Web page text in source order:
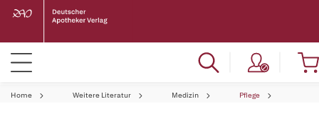
Home Weitere Literatur Medizin Pflege